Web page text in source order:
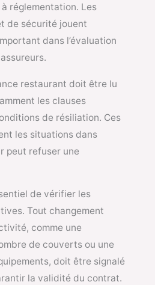
réglementation. Les
de sécurité jouent
dans l’évaluation
restaurant doit être lu
les clauses
de résiliation. Ces
les situations dans
peut refuser une
de vérifier les
Tout changement
comme une
de couverts ou une
doit être signalé
la validité du contrat.